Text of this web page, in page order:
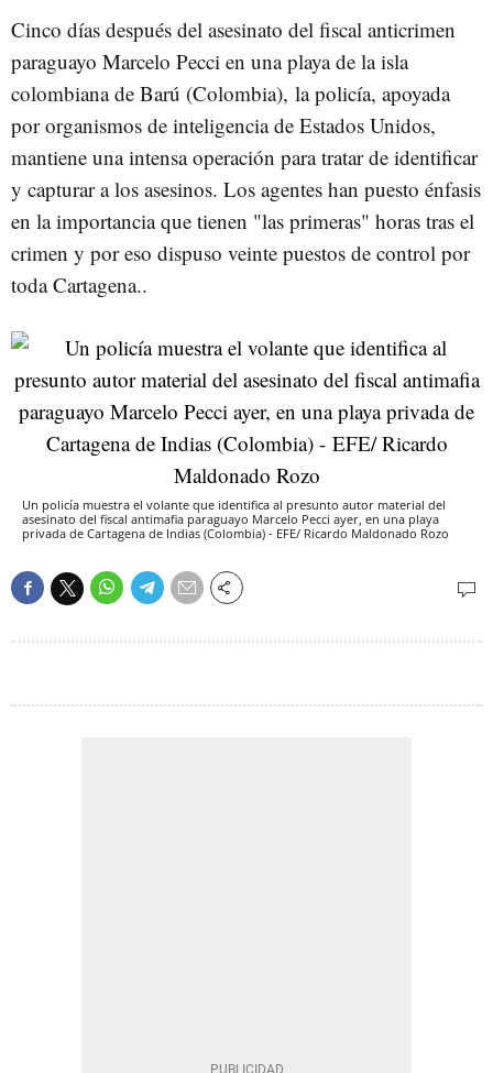
Cinco días después del asesinato del fiscal anticrimen
paraguayo Marcelo Pecci en una playa de la isla
colombiana de Barú (Colombia), la policía, apoyada
por organismos de inteligencia de Estados Unidos,
mantiene una intensa operación para tratar de identificar
y capturar a los asesinos. Los agentes han puesto énfasis
en la importancia que tienen "las primeras" horas tras el
crimen y por eso dispuso veinte puestos de control por
toda Cartagena..
Un policía muestra el volante que identifica al presunto autor material del
asesinato del fiscal antimafia paraguayo Marcelo Pecci ayer, en una playa
privada de Cartagena de Indias (Colombia) - EFE/ Ricardo Maldonado Rozo